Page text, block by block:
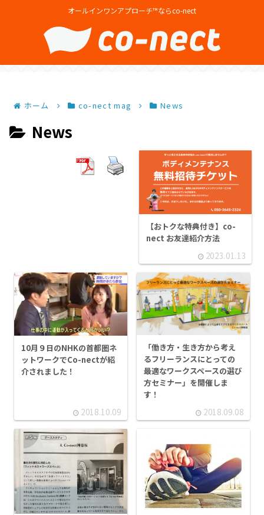
オールインワンアプローチ™ならco-nect
ホーム co-nect mag News
News
【おトクな特典付き】co-
nect お友達紹介方法
2023.01.13
10月９日のNHKの首都圏ネ
ットワークでCo-nectが紹
介されました！
2018.10.09
「働き方・生き方から考え
るフリーランスにとっての
最適なワークスペースの選び
方セミナー」を開催しま
す！
2018.09.08